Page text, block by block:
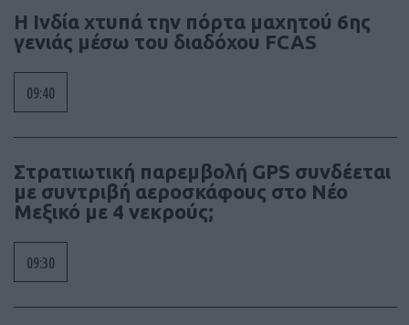
Η Ινδία χτυπά την πόρτα μαχητού 6ης
γενιάς μέσω του διαδόχου FCAS
09:40
Στρατιωτική παρεμβολή GPS συνδέεται
με συντριβή αεροσκάφους στο Νέο
Μεξικό με 4 νεκρούς;
09:30